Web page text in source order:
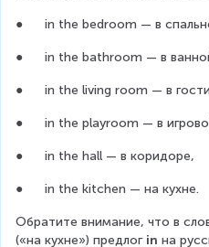
●      in the bedroom — в
●      in the bathroom — в
●      in the living room — в
●      in the playroom — в
●      in the hall — в коридоре,
●      in the kitchen — на кухне.
Обратите внимание, что в
(«на кухне») предлог in на